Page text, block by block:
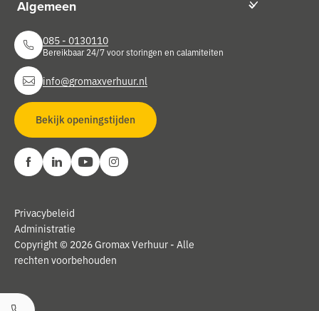
085 - 0130110
Bereikbaar 24/7 voor storingen en calamiteiten
info@gromaxverhuur.nl
Bekijk openingstijden
Copyright © 2026 Gromax Verhuur - Alle
rechten voorbehouden
Privacybeleid
Administratie